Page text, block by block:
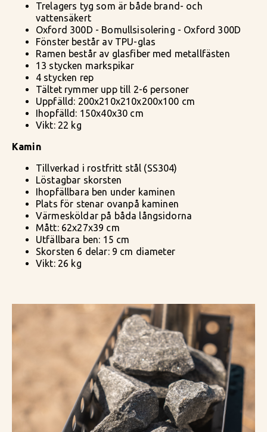
Trelagers tyg som är både brand- och
vattensäkert
Oxford 300D - Bomullsisolering - Oxford 300D
Fönster består av TPU-glas
Ramen består av glasfiber med metallfästen
13 stycken markspikar
4 stycken rep
Tältet rymmer upp till 2-6 personer
Uppfälld: 200x210x210x200x100 cm
Ihopfälld: 150x40x30 cm
Vikt: 22 kg
Kamin
Tillverkad i rostfritt stål (SS304)
Löstagbar skorsten
Ihopfällbara ben under kaminen
Plats för stenar ovanpå kaminen
Värmesköldar på båda långsidorna
Mått: 62x27x39 cm
Utfällbara ben: 15 cm
Skorsten 6 delar: 9 cm diameter
Vikt: 26 kg